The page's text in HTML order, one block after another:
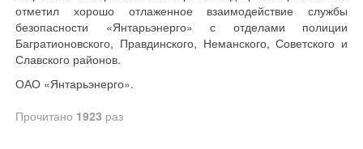
отметил хорошо отлаженное взаимодействие службы
безопасности «Янтарьэнерго» с отделами полиции
Багратионовского, Правдинского, Неманского, Советского и
Славского районов.
ОАО «Янтарьэнерго».
Прочитано 1923 раз